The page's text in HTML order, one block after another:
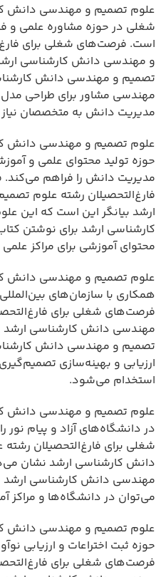
علوم تصمیم و مهندسی دانش
شغلی در حوزه مشاوره علمی و
است. فرصت‌های شغلی برای
و مهندسی دانش کارشناسی
تصمیم و مهندسی دانش
مهندسی مشاور برای طراحی
مدیریت دانش به متخصصان نیاز
علوم تصمیم و مهندسی دانش
حوزه تولید محتوای علمی و
مدیریت دانش را فراهم
فارغ‌التحصیلان رشته علوم
ارشد بیانگر این است که این
کارشناسی ارشد برای نوشتن
محتوای آموزشی برای مراکز
علوم تصمیم و مهندسی دانش
همکاری با سازمان‌های
فرصت‌های شغلی برای
مهندسی دانش کارشناسی ارشد
تصمیم و مهندسی دانش
ارزیابی و بهینه‌سازی
استخدام می‌شود.
علوم تصمیم و مهندسی دانش
در دانشگاه‌های آزاد و پیام
شغلی برای فارغ‌التحصیلان
دانش کارشناسی ارشد نشان
مهندسی دانش کارشناسی ارشد
می‌توان در دانشگاه‌ها و مراکز
علوم تصمیم و مهندسی دانش
حوزه ثبت اختراعات و ارزیابی
فرصت‌های شغلی برای